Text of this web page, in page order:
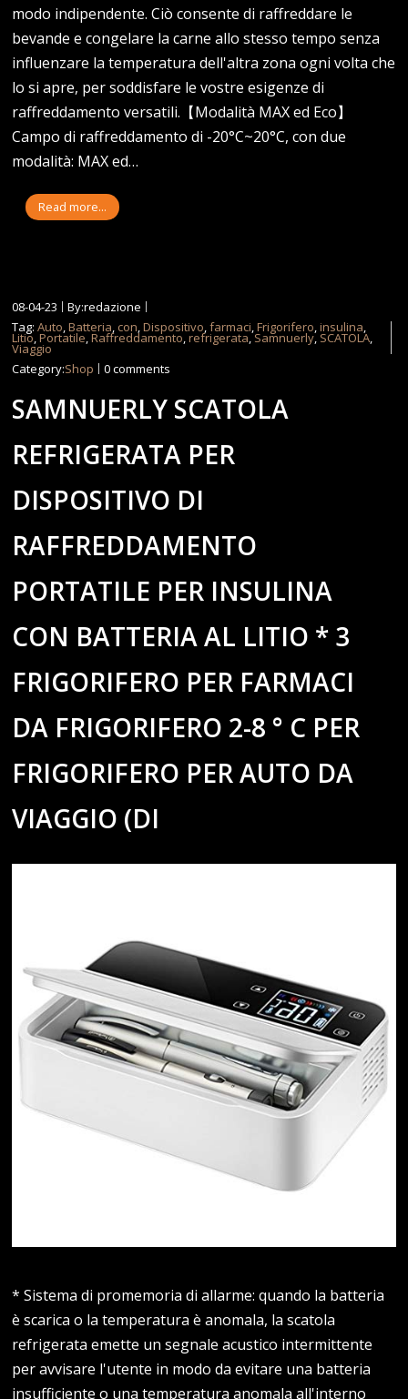
modo indipendente. Ciò consente di raffreddare le
bevande e congelare la carne allo stesso tempo senza
influenzare la temperatura dell'altra zona ogni volta che
lo si apre, per soddisfare le vostre esigenze di
raffreddamento versatili.【Modalità MAX ed Eco】
Campo di raffreddamento di -20°C~20°C, con due
modalità: MAX ed…
Read more...
08-04-23
By:redazione
Tag:Auto,Batteria, con,Dispositivo,farmaci,Frigorifero,insulina,
Litio,Portatile,Raffreddamento,refrigerata,Samnuerly, SCATOLA,
Viaggio
Category:Shop 0 comments
SAMNUERLY SCATOLA
REFRIGERATA PER
DISPOSITIVO DI
RAFFREDDAMENTO
PORTATILE PER INSULINA
CON BATTERIA AL LITIO * 3
FRIGORIFERO PER FARMACI
DA FRIGORIFERO 2-8 ° C PER
FRIGORIFERO PER AUTO DA
VIAGGIO (DI
* Sistema di promemoria di allarme: quando la batteria
è scarica o la temperatura è anomala, la scatola
refrigerata emette un segnale acustico intermittente
per avvisare l'utente in modo da evitare una batteria
insufficiente o una temperatura anomala all'interno